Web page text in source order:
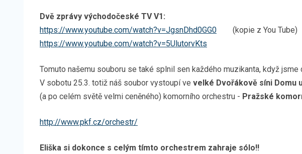
Dvě zprávy východočeské TV V1:
https://www.youtube.com/watch?v=JgsnDhd0GG0 (kopie z You Tube)
https://www.youtube.com/watch?v=5UlutorvKts
Tomuto našemu souboru se také splnil sen každého muzikanta, když
V sobotu 25.3. totiž náš soubor vystoupí ve velké Dvořákově síni Domu
(a po celém světě velmi ceněného) komorního orchestru - Pražské
http://www.pkf.cz/orchestr/
Eliška si dokonce s celým tímto orchestrem zahraje sólo!!